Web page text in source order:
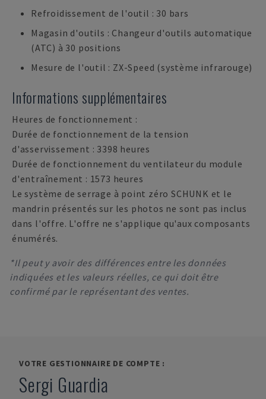
Refroidissement de l'outil : 30 bars
Magasin d'outils : Changeur d'outils automatique
(ATC) à 30 positions
Mesure de l'outil : ZX-Speed (système infrarouge)
Informations supplémentaires
Heures de fonctionnement :
Durée de fonctionnement de la tension
d'asservissement : 3398 heures
Durée de fonctionnement du ventilateur du module
d'entraînement : 1573 heures
Le système de serrage à point zéro SCHUNK et le
mandrin présentés sur les photos ne sont pas inclus
dans l'offre. L'offre ne s'applique qu'aux composants
énumérés.
*Il peut y avoir des différences entre les données
indiquées et les valeurs réelles, ce qui doit être
confirmé par le représentant des ventes.
VOTRE GESTIONNAIRE DE COMPTE :
Sergi Guardia